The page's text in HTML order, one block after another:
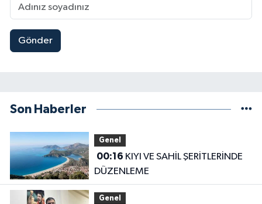
Gönder
Son Haberler
Genel
00:16
DÜZENLEME
Genel